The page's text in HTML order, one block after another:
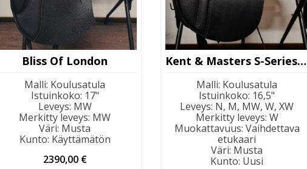
Bliss Of London
Malli: Koulusatula
Istuinkoko: 17"
Leveys: MW
Merkitty leveys: MW
Väri: Musta
Kunto: Käyttämätön
2390,00 €
Kent & Masters S-Series Moveable Block
Malli: Koulusatula
Istuinkoko: 16,5"
Leveys: N, M, MW, W, XW
Merkitty leveys: W
Muokattavuus: Vaihdettava
etukaari
Väri: Musta
Kunto: Uusi